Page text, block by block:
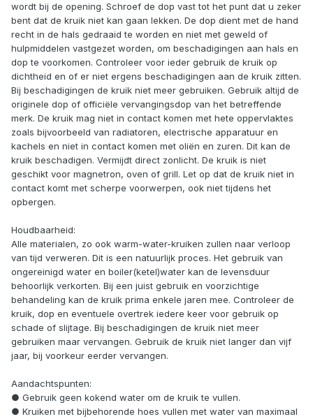
wordt bij de opening. Schroef de dop vast tot het punt dat u zeker
bent dat de kruik niet kan gaan lekken. De dop dient met de hand
recht in de hals gedraaid te worden en niet met geweld of
hulpmiddelen vastgezet worden, om beschadigingen aan hals en
dop te voorkomen. Controleer voor ieder gebruik de kruik op
dichtheid en of er niet ergens beschadigingen aan de kruik zitten.
Bij beschadigingen de kruik niet meer gebruiken. Gebruik altijd de
originele dop of officiële vervangingsdop van het betreffende
merk. De kruik mag niet in contact komen met hete oppervlaktes
zoals bijvoorbeeld van radiatoren, electrische apparatuur en
kachels en niet in contact komen met oliën en zuren. Dit kan de
kruik beschadigen. Vermijdt direct zonlicht. De kruik is niet
geschikt voor magnetron, oven of grill. Let op dat de kruik niet in
contact komt met scherpe voorwerpen, ook niet tijdens het
opbergen.
Houdbaarheid:
Alle materialen, zo ook warm-water-kruiken zullen naar verloop
van tijd verweren. Dit is een natuurlijk proces. Het gebruik van
ongereinigd water en boiler(ketel)water kan de levensduur
behoorlijk verkorten. Bij een juist gebruik en voorzichtige
behandeling kan de kruik prima enkele jaren mee. Controleer de
kruik, dop en eventuele overtrek iedere keer voor gebruik op
schade of slijtage. Bij beschadigingen de kruik niet meer
gebruiken maar vervangen. Gebruik de kruik niet langer dan vijf
jaar, bij voorkeur eerder vervangen.
Aandachtspunten:
● Gebruik geen kokend water om de kruik te vullen.
● Kruiken met bijbehorende hoes vullen met water van maximaal